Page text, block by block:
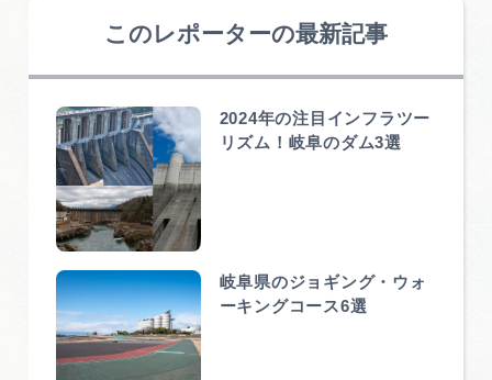
このレポーターの最新記事
2024年の注目インフラツー
リズム！岐阜のダム3選
岐阜県のジョギング・ウォ
ーキングコース6選